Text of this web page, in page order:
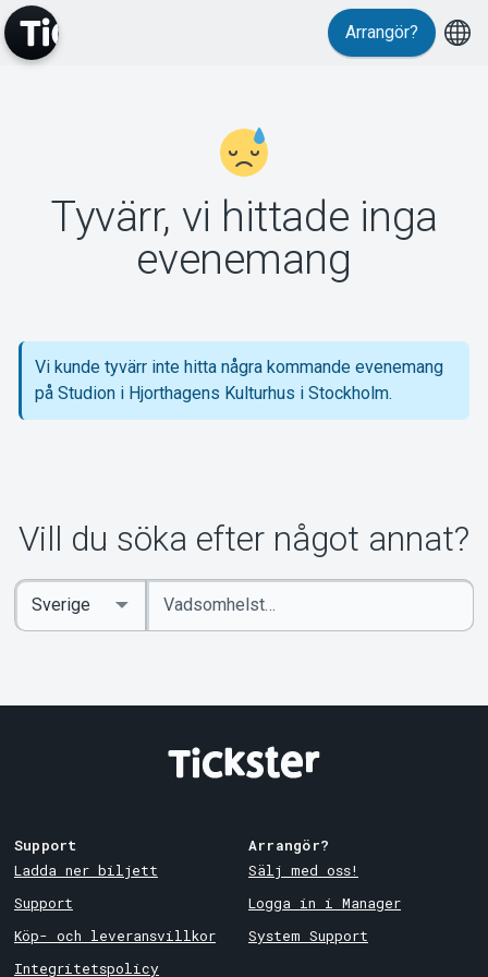
Support
Om Tickster
Arrangör?
Tyvärr, vi hittade inga
evenemang
Vi kunde tyvärr inte hitta några kommande evenemang
på Studion i Hjorthagens Kulturhus i Stockholm.
Vill du söka efter något annat?
Ange
sökord
Select
Country
Support
Ladda ner biljett
Support
Köp- och leveransvillkor
Integritetspolicy
Arrangör?
Sälj med oss!
Logga in i Manager
System Support